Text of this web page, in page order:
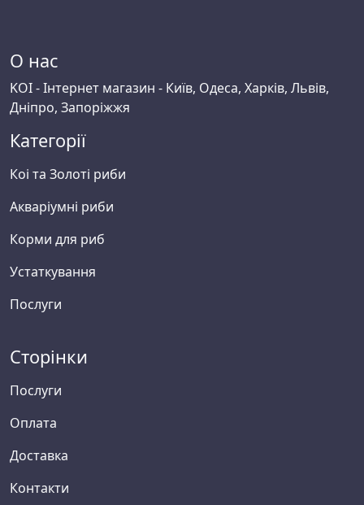
О нас
KOI - Інтернет магазин - Київ, Одеса, Харків, Львів,
Дніпро, Запоріжжя
Категорії
Коі та Золоті риби
Акваріумні риби
Корми для риб
Устаткування
Послуги
Сторінки
Послуги
Оплата
Доставка
Контакти